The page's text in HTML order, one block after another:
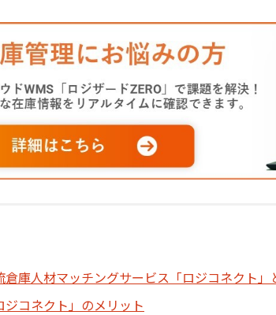
倉庫人材マッチングサービス「 ロジコネクト」
ジコネクト」のメリット